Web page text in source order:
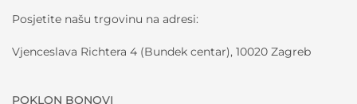
Posjetite našu trgovinu na adresi:
Vjenceslava Richtera 4 (Bundek centar), 10020 Zagreb
POKLON BONOVI